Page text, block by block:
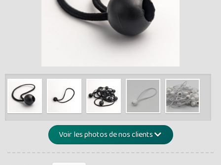
Montants et
de -5%
Prix
Voir les photos de nos clients